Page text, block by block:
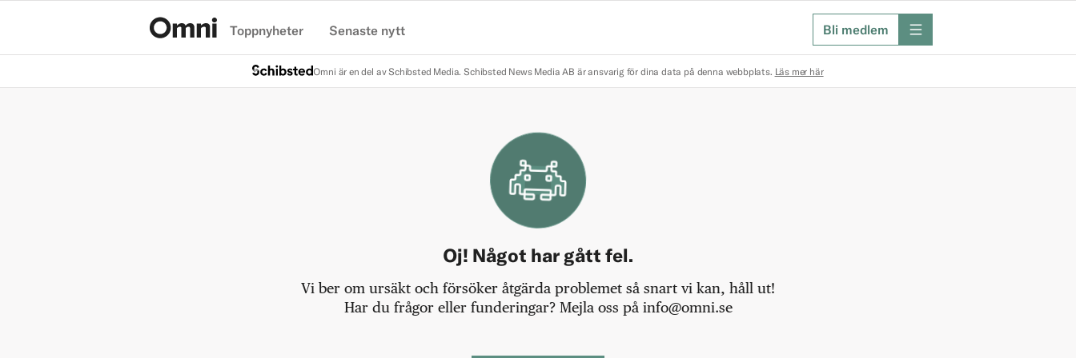
Toppnyheter Senaste nytt Bli medlem meny
Omni är en del av Schibsted Media. Schibsted News Media AB är ansvarig för dina data på denna webbplats. Läs mer här
Oj! Något har gått fel.
Vi ber om ursäkt och försöker åtgärda problemet så snart vi kan, håll ut!
Har du frågor eller funderingar? Mejla oss på info@omni.se